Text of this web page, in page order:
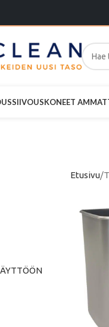
SIIVOUSKONEET
Etusivu